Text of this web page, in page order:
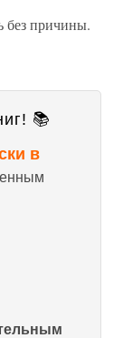
без причины.
📚
в